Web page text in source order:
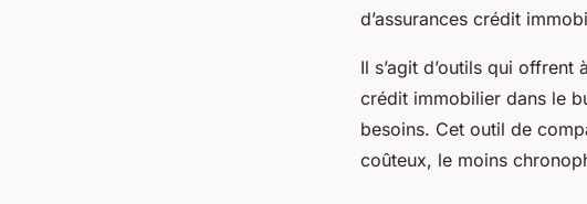
d’assurances crédit
Il s’agit d’outils qui
crédit immobilier dans le
besoins. Cet outil de
coûteux, le moins